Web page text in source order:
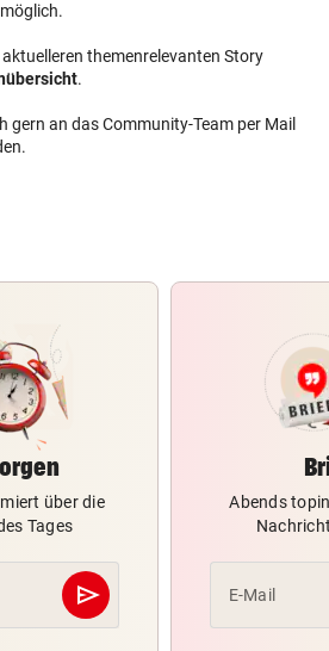
aktuelleren themenrelevanten Story
.
gern an das Community-Team per Mail
über die
Tages
send
Abschicken
Abends
E-Mail